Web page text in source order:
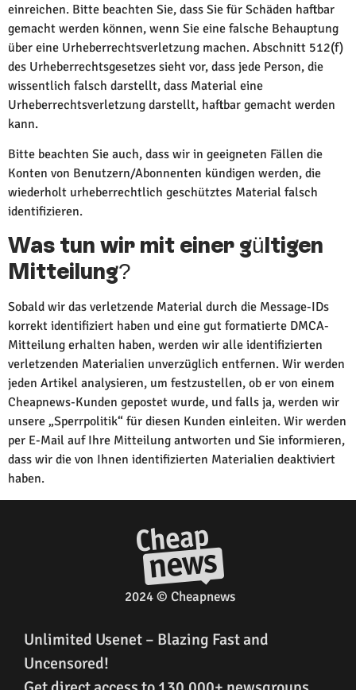
einreichen. Bitte beachten Sie, dass Sie für Schäden haftbar
gemacht werden können, wenn Sie eine falsche Behauptung
über eine Urheberrechtsverletzung machen. Abschnitt 512(f)
des Urheberrechtsgesetzes sieht vor, dass jede Person, die
wissentlich falsch darstellt, dass Material eine
Urheberrechtsverletzung darstellt, haftbar gemacht werden
kann.
Bitte beachten Sie auch, dass wir in geeigneten Fällen die
Konten von Benutzern/Abonnenten kündigen werden, die
wiederholt urheberrechtlich geschütztes Material falsch
identifizieren.
Was tun wir mit einer gültigen
Mitteilung?
Sobald wir das verletzende Material durch die Message-IDs
korrekt identifiziert haben und eine gut formatierte DMCA-
Mitteilung erhalten haben, werden wir alle identifizierten
verletzenden Materialien unverzüglich entfernen. Wir werden
jeden Artikel analysieren, um festzustellen, ob er von einem
Cheapnews-Kunden gepostet wurde, und falls ja, werden wir
unsere „Sperrpolitik“ für diesen Kunden einleiten. Wir werden
per E-Mail auf Ihre Mitteilung antworten und Sie informieren,
dass wir die von Ihnen identifizierten Materialien deaktiviert
haben.
2024 © Cheapnews
Unlimited Usenet – Blazing Fast and
Uncensored!